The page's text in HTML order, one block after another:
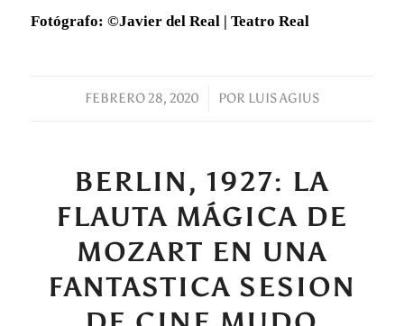
Fotógrafo: ©Javier del Real | Teatro Real
FEBRERO 28, 2020
/ POR LUIS AGIUS
BERLIN, 1927: LA
FLAUTA MÁGICA DE
MOZART EN UNA
FANTASTICA SESION